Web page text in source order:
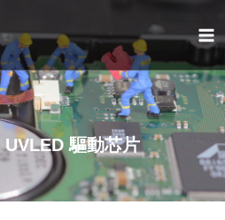
驅動芯片